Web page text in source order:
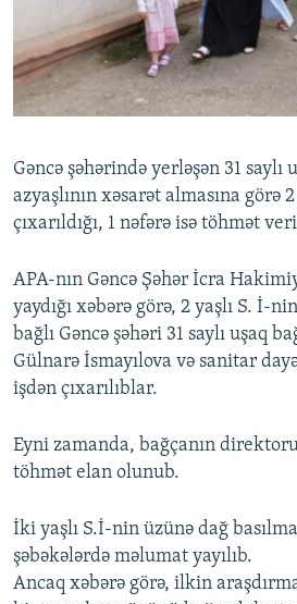
FOTOQALEREYA
İNFOQRAFIKA
KARIKATURA
OXU ZALI
AZƏRBAYCAN ƏDƏBIYYATI KITABXANASI
İSLAM VƏ DEMOKRATIYA
HAQQIMIZDA
MISSIYAMIZ
PEŞƏ ETIKASI VƏ JURNALISTIKA
AZADLIQRADIOSU MOBIL TELEFONUNUZDA
BIZIMLƏ ƏLAQƏ
BIZI IZLƏ
RFE/RL-in bütün saytları
Gəncə şəhərində yerləşən 31 saylı
azyaşlının xəsarət almasına görə
çıxarıldığı, 1 nəfərə isə töhmət
APA-nın Gəncə Şəhər İcra
yaydığı xəbərə görə, 2 yaşlı S. İ-
bağlı Gəncə şəhəri 31 saylı uşaq
Gülnarə İsmayılova və sanitar
işdən çıxarılıblar.
Eyni zamanda, bağçanın
töhmət elan olunub.
İki yaşlı S.İ-nin üzünə dağ
şəbəkələrdə məlumat yayılıb.
Ancaq xəbərə görə, ilkin